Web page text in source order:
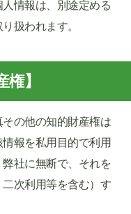
情報は、別途定める
扱われます。
】
の他の知的財産権は
報を私用目的で利用
社に無断で、それを
次利用等を含む）す